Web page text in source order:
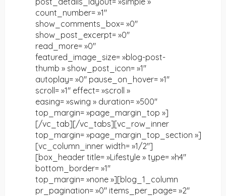
count_number= »1″
show_comments_box= »0″
show_post_excerpt= »0″
read_more= »0″
featured_image_size= »blog-post-
thumb » show_post_icon= »1″
autoplay= »0″ pause_on_hover= »1″
scroll= »1″ effect= »scroll »
easing= »swing » duration= »500″
top_margin= »page_margin_top »]
[/vc_tab][/vc_tabs][vc_row_inner
top_margin= »page_margin_top_section »]
[vc_column_inner width= »1/2″]
[box_header title= »Lifestyle » type= »h4″
bottom_border= »1″
top_margin= »none »][blog_1_column
pr_pagination= »0″ items_per_page= »2″